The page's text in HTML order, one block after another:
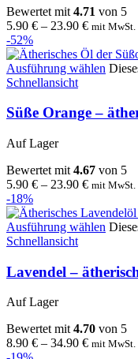
Bewertet mit 4.71 von 5
5.90 € – 23.90 € mit MwSt.
-52%
Ausführung wählen
Schnellansicht
Süße Orange –
Auf Lager
Bewertet mit 4.67 von 5
5.90 € – 23.90 € mit MwSt.
-18%
Ausführung wählen
Schnellansicht
Lavendel –
Auf Lager
Bewertet mit4.70 von 5
8.90 € – 34.90 € mit MwSt.